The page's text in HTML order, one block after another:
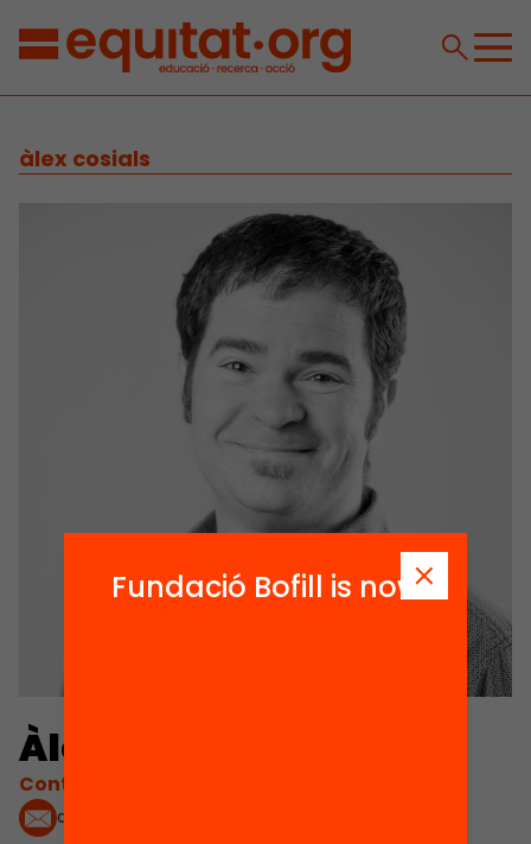
àlex cosials
Àlex Cosials
Contacta'm:
acosials@fbofill.cat
Fundació Bofill is now